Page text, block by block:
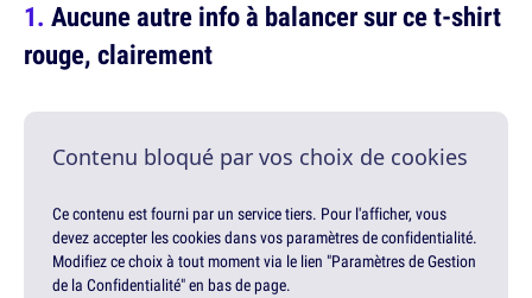
Aucune autre info à balancer sur ce t-shirt
rouge, clairement
Contenu bloqué par vos choix de cookies
Ce contenu est fourni par un service tiers. Pour l'afficher, vous
devez accepter les cookies dans vos paramètres de confidentialité.
Modifiez ce choix à tout moment via le lien "Paramètres de Gestion
de la Confidentialité" en bas de page.